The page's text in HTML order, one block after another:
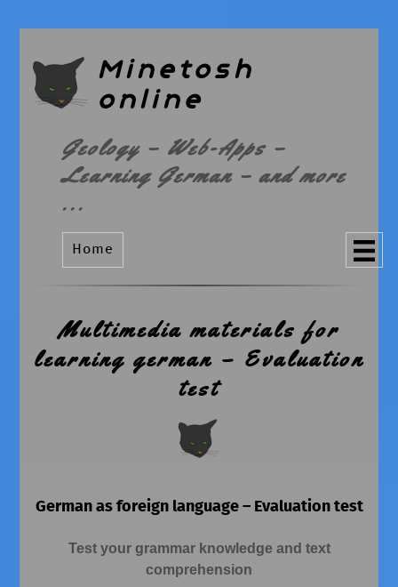
Minetosh
online
Geology – Web-Apps –
Learning German – and more
...
Home
Multimedia materials for
learning german – Evaluation
test
German as foreign language – Evaluation test
Test your grammar knowledge and text
comprehension